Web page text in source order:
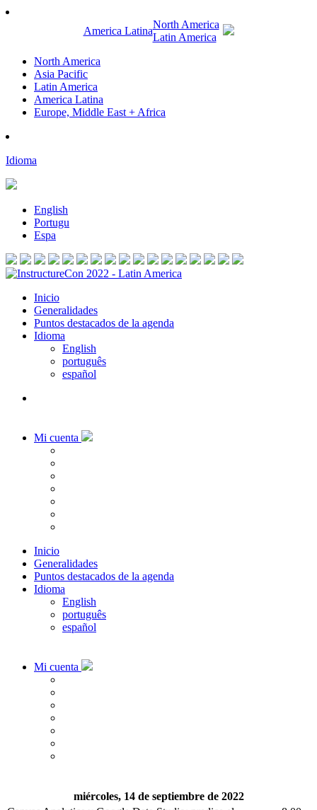
America Latina
North America
Latin America
North America
Asia Pacific
Latin America
America Latina
Europe, Middle East + Africa
Idioma
English
Portugu
Espa
Inicio
Generalidades
Puntos destacados de la agenda
Idioma
English
português
español
Mi cuenta
Inicio
Generalidades
Puntos destacados de la agenda
Idioma
English
português
español
Mi cuenta
miércoles, 14 de septiembre de 2022